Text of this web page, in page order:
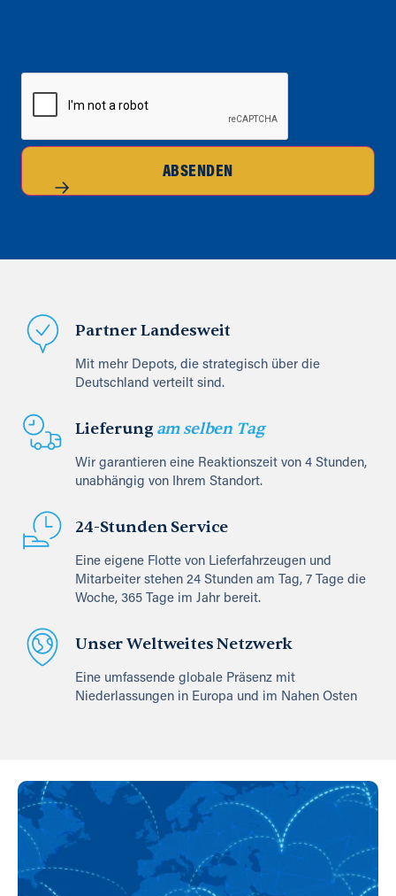
CAPTCHA
ABSENDEN
Partner Landesweit
Mit mehr Depots, die strategisch über die
Deutschland verteilt sind.
Lieferung am selben Tag
Wir garantieren eine Reaktionszeit von 4 Stunden,
unabhängig von Ihrem Standort.
24-Stunden Service
Eine eigene Flotte von Lieferfahrzeugen und
Mitarbeiter stehen 24 Stunden am Tag, 7 Tage die
Woche, 365 Tage im Jahr bereit.
Unser Weltweites Netzwerk
Eine umfassende globale Präsenz mit
Niederlassungen in Europa und im Nahen Osten